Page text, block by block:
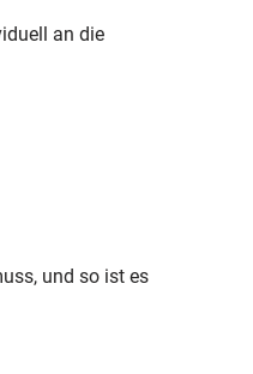
an die
und so ist es